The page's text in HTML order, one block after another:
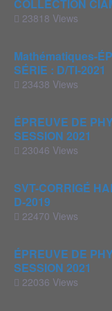
COLLECTION
23818 Views
Mathématiques-
SÉRIE : D/TI-2021
23438 Views
ÉPREUVE DE
SESSION 2021
23046 Views
SVT-CORRIGÉ
D-2019
22470 Views
ÉPREUVE DE
SESSION 2021
22036 Views